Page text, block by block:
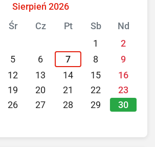
Sierpień 2026
Śr Cz Pt Sb
Nd
1
2
5 6 7 8
9
12 13 14 15
16
19 20 21 22
23
26 27 28 29 30